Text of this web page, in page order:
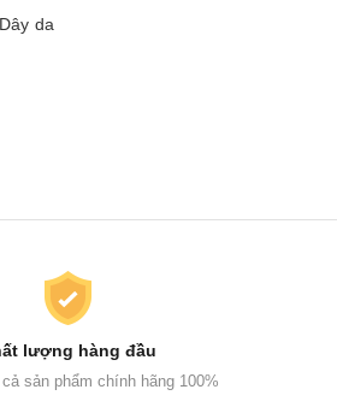
da
lượng hàng đầu
sản phẩm chính hãng 100%